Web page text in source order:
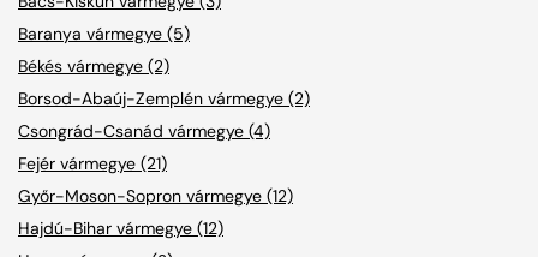
Baranya vármegye (5)
Békés vármegye (2)
Borsod-Abaúj-Zemplén vármegye (2)
Csongrád-Csanád vármegye (4)
Fejér vármegye (21)
Győr-Moson-Sopron vármegye (12)
Hajdú-Bihar vármegye (12)